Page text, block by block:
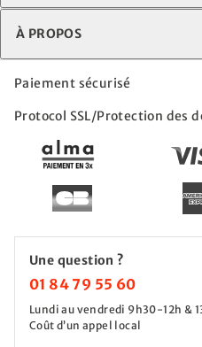
À PROPOS
Paiement sécurisé
Protocol SSL/Protection des
Une question ?
01 84 79 55 60
Lundi au vendredi 9h30-12h &
Coût d’un appel local